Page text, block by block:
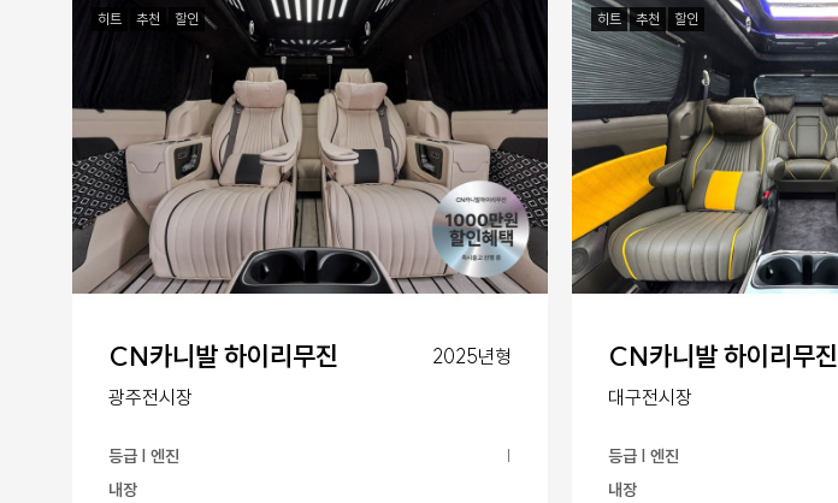
히트 추천 할인
CN카니발 하이리무진
2025년형
광주전시장
등급 | 엔진
|
내장
히트 추천 할인
CN카니발 하이리무진
대구전시장
등급 | 엔진
내장